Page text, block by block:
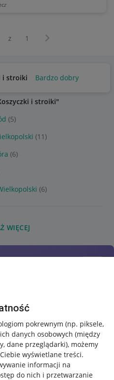
pokrewnym (np. piksele,
danych osobowych (między
dane przeglądarki), możemy
wyświetlane treści.
informacji na
do nich i przetwarzanie
z 1 Następna strona
i stroiki Bardzo dobry
i stroiki"
(5)
(11)
(6)
(6)
WIĘCEJ